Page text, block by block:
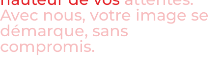
Avec nous, votre image se
démarque, sans
compromis.